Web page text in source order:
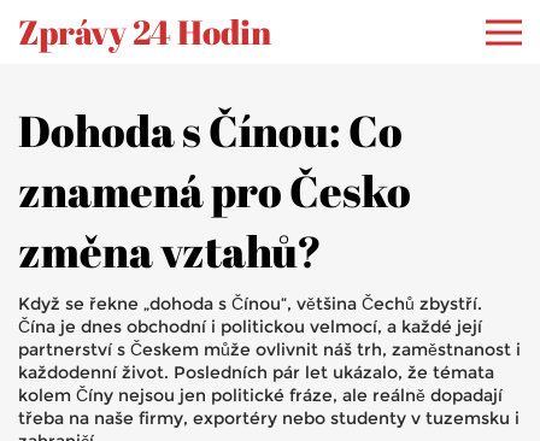
Zprávy 24 Hodin
Dohoda s Čínou: Co
znamená pro Česko
změna vztahů?
Když se řekne „dohoda s Čínou“, většina Čechů zbystří.
Čína je dnes obchodní i politickou velmocí, a každé její
partnerství s Českem může ovlivnit náš trh, zaměstnanost i
každodenní život. Posledních pár let ukázalo, že témata
kolem Číny nejsou jen politické fráze, ale reálně dopadají
třeba na naše firmy, exportéry nebo studenty v tuzemsku i